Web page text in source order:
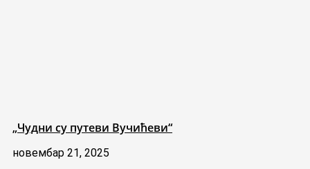
„Чудни су путеви Вучићеви“
новембар 21, 2025